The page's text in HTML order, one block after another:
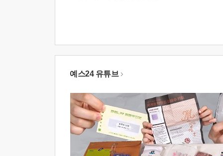
예스24 유튜브